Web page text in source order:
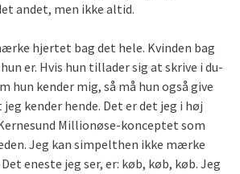
andet, men ikke altid.
hjertet bag det hele. Kvinden bag
er. Hvis hun tillader sig at skrive i du-
hun kender mig, så må hun også give
kender hende. Det er det jeg i høj
Millionøse-konceptet som
Jeg kan simpelthen ikke mærke
eneste jeg ser, er: køb, køb, køb. Jeg